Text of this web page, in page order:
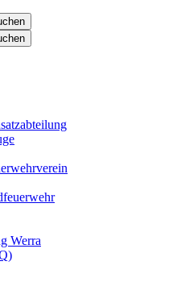
Werra